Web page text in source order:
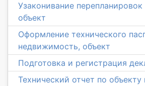
Узаконивание
объект
Оформление технического
недвижимость, объект
Подготовка и регистрация
Технический отчет по